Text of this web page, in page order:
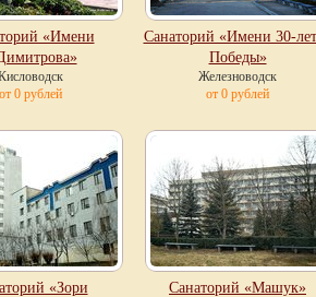
«Имени
от 0 рублей
Санаторий «Имени 30-
Победы»
Железноводск
от 0 рублей
«Зори
Санаторий «Машук»